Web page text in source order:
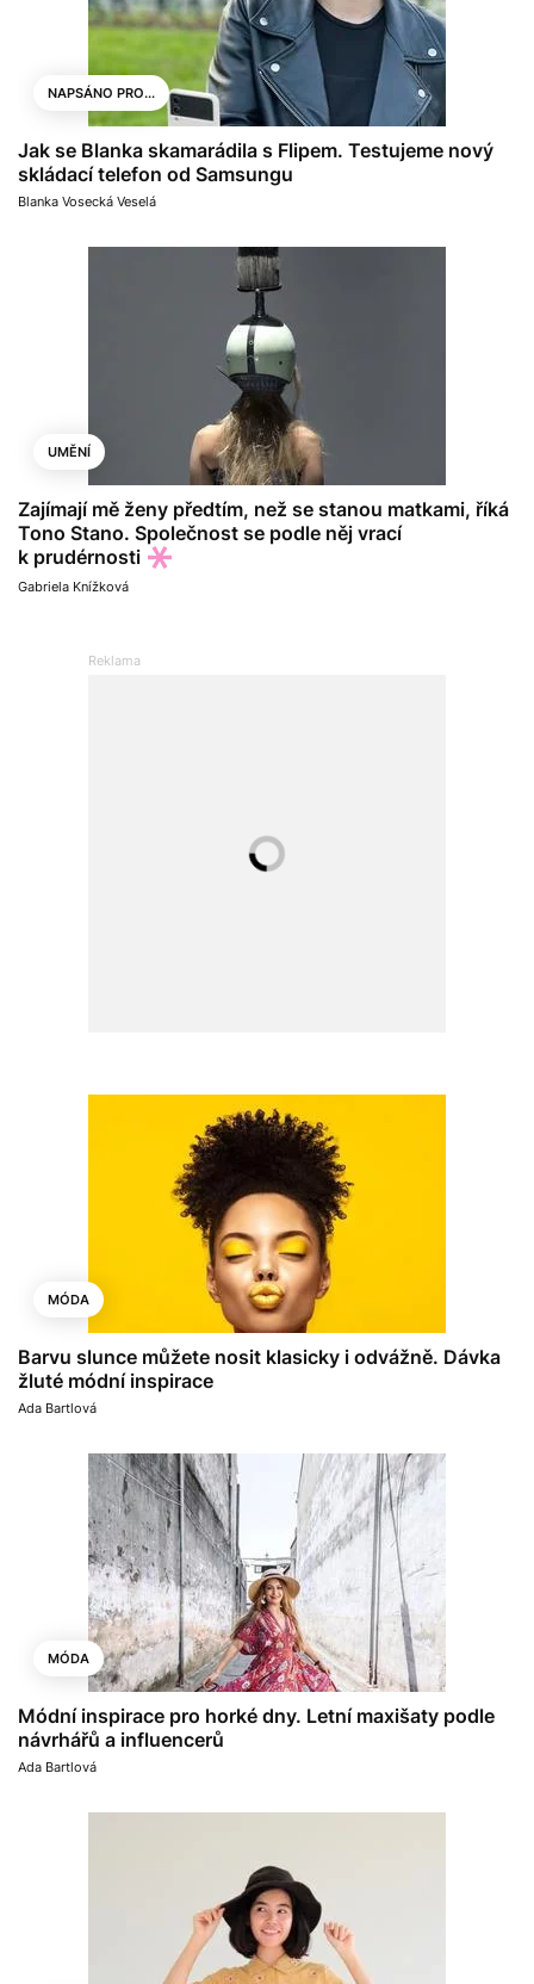
NAPSÁNO PRO...
Jak se Blanka skamarádila s Flipem. Testujeme nový
skládací telefon od Samsungu
Blanka Vosecká Veselá
UMĚNÍ
Zajímají mě ženy předtím, než se stanou matkami, říká
Tono Stano. Společnost se podle něj vrací
k prudérnosti
Gabriela Knížková
MÓDA
Barvu slunce můžete nosit klasicky i odvážně. Dávka
žluté módní inspirace
Ada Bartlová
MÓDA
Módní inspirace pro horké dny. Letní maxišaty podle
návrhářů a influencerů
Ada Bartlová